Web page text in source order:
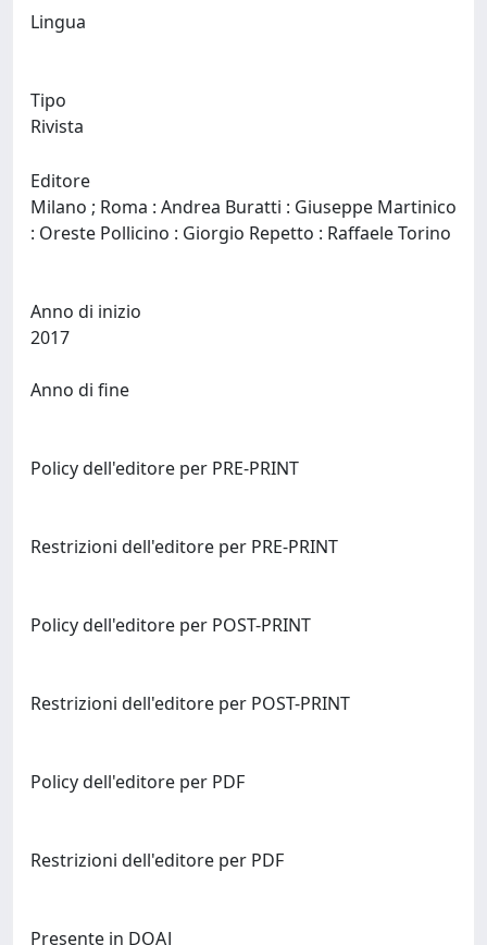
Lingua
Tipo
Rivista
Editore
Milano ; Roma : Andrea Buratti : Giuseppe Martinico
: Oreste Pollicino : Giorgio Repetto : Raffaele Torino
Anno di inizio
Anno di fine
Policy dell'editore per PRE-PRINT
Restrizioni dell'editore per PRE-PRINT
Policy dell'editore per POST-PRINT
Restrizioni dell'editore per POST-PRINT
Policy dell'editore per PDF
Restrizioni dell'editore per PDF
Presente in DOAJ